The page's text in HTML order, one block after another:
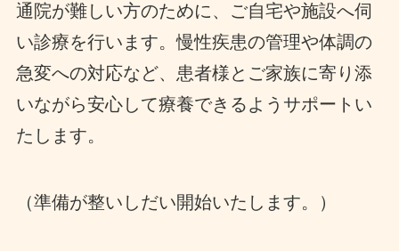
通院が難しい方のために、ご自宅や施設へ伺
い診療を行います。慢性疾患の管理や体調の
急変への対応など、患者様とご家族に寄り添
いながら安心して療養できるようサポートい
たします。
（準備が整いしだい開始いたします。）